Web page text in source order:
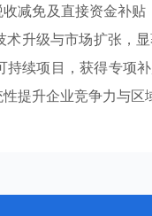
减免及直接资金补
升级与市场扩张，
持续项目，获得专项
提升企业竞争力与区